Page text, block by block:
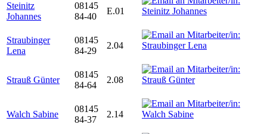
Steinitz
Johannes
08145
84-40
E.01
Straubinger
Lena
08145
84-29
2.04
Strauß Günter
08145
84-64
2.08
Walch Sabine
08145
84-37
2.14